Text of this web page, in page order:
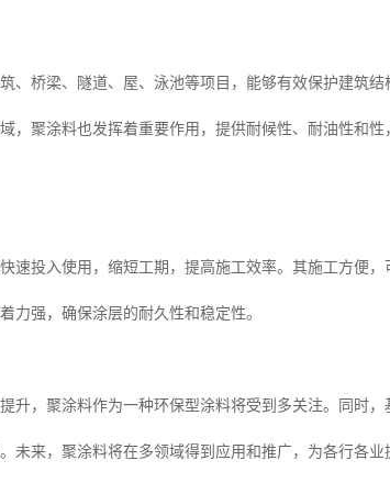
、桥梁、隧道、屋、泳池等项目，能够有效保护建筑
，聚涂料也发挥着重要作用，提供耐候性、耐油性和
速投入使用，缩短工期，提高施工效率。其施工方便
力强，确保涂层的耐久性和稳定性。
升，聚涂料作为一种环保型涂料将受到多关注。同时
未来，聚涂料将在多领域得到应用和推广，为各行各业